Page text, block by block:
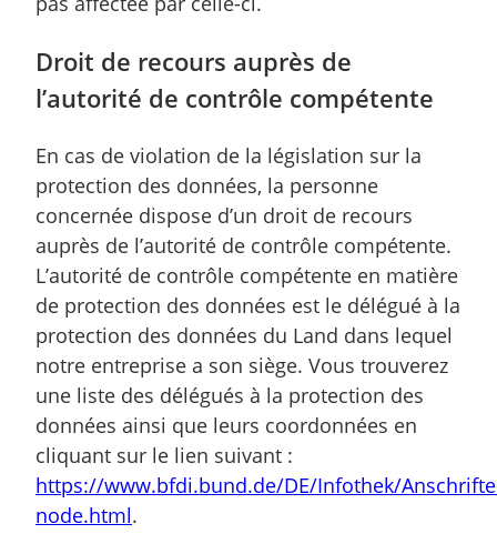
Droit de recours auprès de
l’autorité de contrôle compétente
En cas de violation de la législation sur la
protection des données, la personne
concernée dispose d’un droit de recours
auprès de l’autorité de contrôle compétente.
L’autorité de contrôle compétente en matière
de protection des données est le délégué à la
protection des données du Land dans lequel
notre entreprise a son siège. Vous trouverez
une liste des délégués à la protection des
données ainsi que leurs coordonnées en
cliquant sur le lien suivant :
https://www.bfdi.bund.de/DE/Infothek/
node.html.